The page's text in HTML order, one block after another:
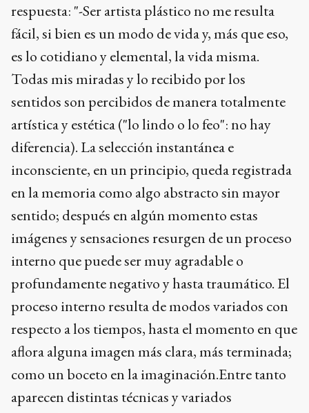
respuesta: "-Ser artista plástico no me resulta
fácil, si bien es un modo de vida y, más que eso,
es lo cotidiano y elemental, la vida misma.
Todas mis miradas y lo recibido por los
sentidos son percibidos de manera totalmente
artística y estética ("lo lindo o lo feo": no hay
diferencia). La selección instantánea e
inconsciente, en un principio, queda registrada
en la memoria como algo abstracto sin mayor
sentido; después en algún momento estas
imágenes y sensaciones resurgen de un proceso
interno que puede ser muy agradable o
profundamente negativo y hasta traumático. El
proceso interno resulta de modos variados con
respecto a los tiempos, hasta el momento en que
aflora alguna imagen más clara, más terminada;
como un boceto en la imaginación.Entre tanto
aparecen distintas técnicas y variados